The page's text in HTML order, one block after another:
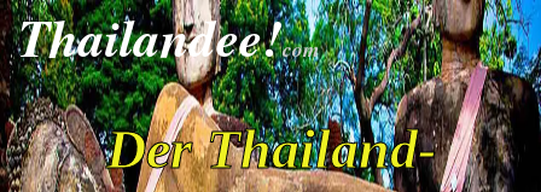
Thailandee!com
Der Thailand-